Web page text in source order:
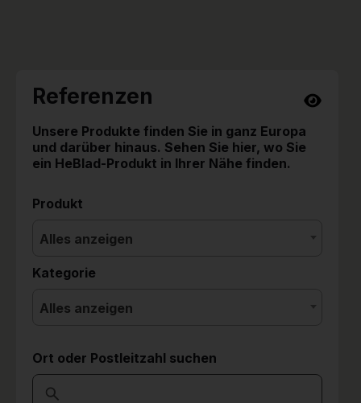
Referenzen
Unsere Produkte finden Sie in ganz Europa
und darüber hinaus. Sehen Sie hier, wo Sie
ein HeBlad-Produkt in Ihrer Nähe finden.
Produkt
Alles anzeigen
Kategorie
Alles anzeigen
Ort oder Postleitzahl suchen